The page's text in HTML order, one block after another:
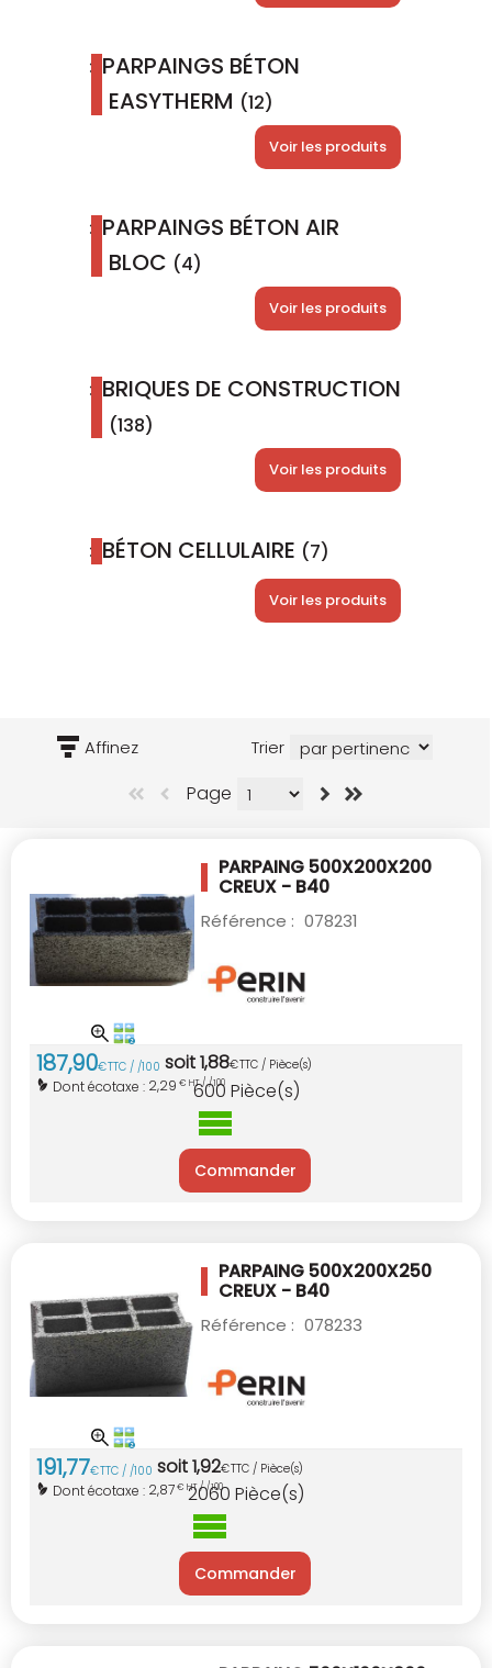
PARPAINGS BÉTON
EASYTHERM (12)
Voir les produits
PARPAINGS BÉTON AIR
BLOC (4)
Voir les produits
BRIQUES DE CONSTRUCTION
(138)
Voir les produits
BÉTON CELLULAIRE (7)
Voir les produits
Affinez Trier
Page
PARPAING 500X200X200
CREUX - B40
Référence : 078231
187,90€TTC / /100 soit1,88€TTC / Pièce(s)
Dont écotaxe : 2,29 € HT / /100
600 Pièce(s)
Commander
PARPAING 500X200X250
CREUX - B40
Référence : 078233
191,77€TTC / /100 soit1,92€TTC / Pièce(s)
Dont écotaxe : 2,87€ HT / /100
2060 Pièce(s)
Commander